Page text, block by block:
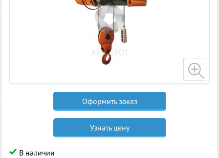
Оформить заказ
Узнать цену
В наличии